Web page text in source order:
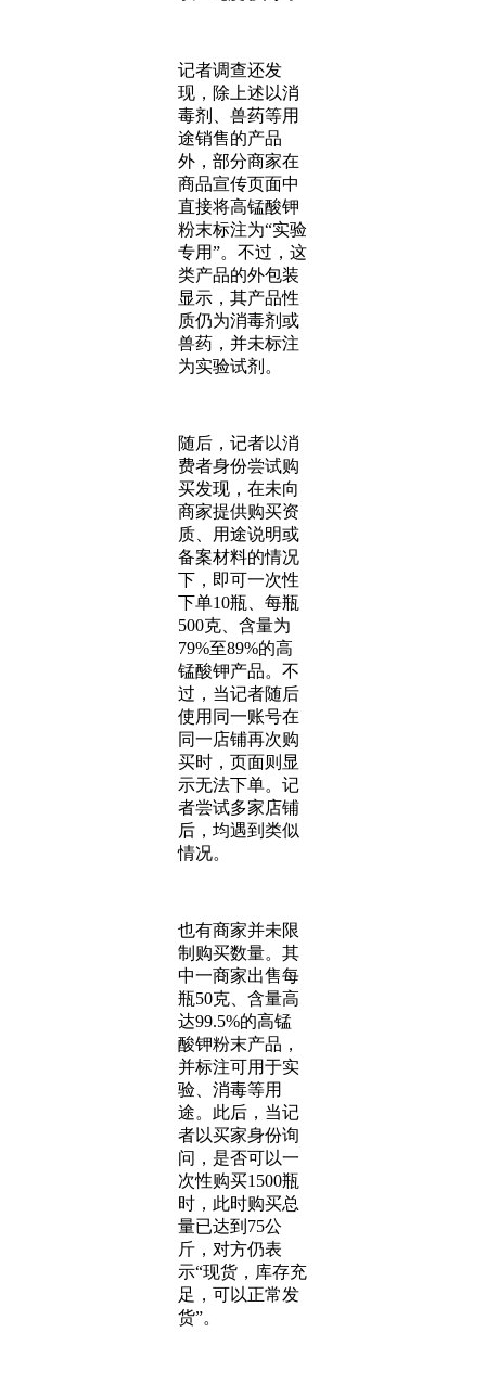
记者调查还发
现，除上述以消
毒剂、兽药等用
途销售的产品
外，部分商家在
商品宣传页面中
直接将高锰酸钾
粉末标注为“实验
专用”。不过，这
类产品的外包装
显示，其产品性
质仍为消毒剂或
兽药，并未标注
为实验试剂。
随后，记者以消
费者身份尝试购
买发现，在未向
商家提供购买资
质、用途说明或
备案材料的情况
下，即可一次性
下单10瓶、每瓶
500克、含量为
79%至89%的高
锰酸钾产品。不
过，当记者随后
使用同一账号在
同一店铺再次购
买时，页面则显
示无法下单。记
者尝试多家店铺
后，均遇到类似
情况。
也有商家并未限
制购买数量。其
中一商家出售每
瓶50克、含量高
达99.5%的高锰
酸钾粉末产品，
并标注可用于实
验、消毒等用
途。此后，当记
者以买家身份询
问，是否可以一
次性购买1500瓶
时，此时购买总
量已达到75公
斤，对方仍表
示“现货，库存充
足，可以正常发
货”。